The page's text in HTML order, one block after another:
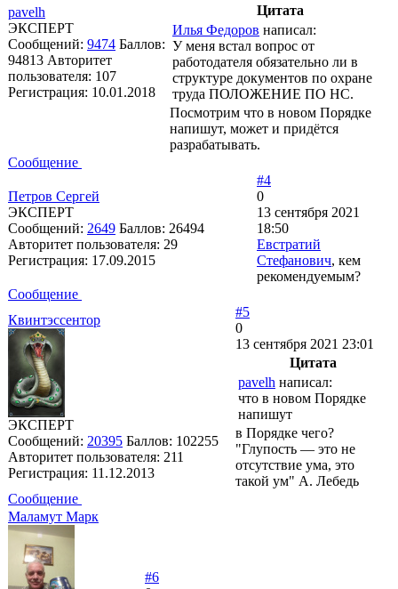
pavelh
ЭКСПЕРТ
Сообщений: 9474 Баллов:
94813 Авторитет
пользователя: 107
Регистрация: 10.01.2018
Цитата
Илья Федоров написал:
У меня встал вопрос от
работодателя обязательно ли в
структуре документов по охране
труда ПОЛОЖЕНИЕ ПО НС.
Посмотрим что в новом Порядке
напишут, может и придётся
разрабатывать.
Сообщение
Петров Сергей
ЭКСПЕРТ
Сообщений: 2649 Баллов: 26494
Авторитет пользователя: 29
Регистрация: 17.09.2015
#4
0
13 сентября 2021
18:50
Евстратий
Стефанович, кем
рекомендуемым?
Сообщение
Квинтэссентор
ЭКСПЕРТ
Сообщений: 20395 Баллов: 102255
Авторитет пользователя: 211
Регистрация: 11.12.2013
#5
0
13 сентября 2021 23:01
Цитата
pavelh написал:
что в новом Порядке
напишут
в Порядке чего?
"Глупость — это не
отсутствие ума, это
такой ум" А. Лебедь
Сообщение
Маламут Марк
#6